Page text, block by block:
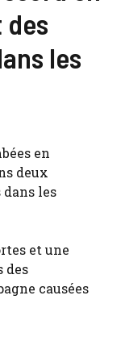
les
en
deux
les
et une
des
causées